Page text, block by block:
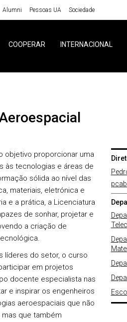
Alumni Pessoas UA Sociedade
COOPERAR INTERNACIONAL
objetivo proporcionar uma
às tecnologias e áreas de
sólida ao nível das
materiais, eletrónica e
e a prática, a Licenciatura
de sonhar, projetar e
a criação de
líderes do setor, o curso
em projetos
docente especialista nas
e inspirar os engenheiros
aeroespaciais que não
que também